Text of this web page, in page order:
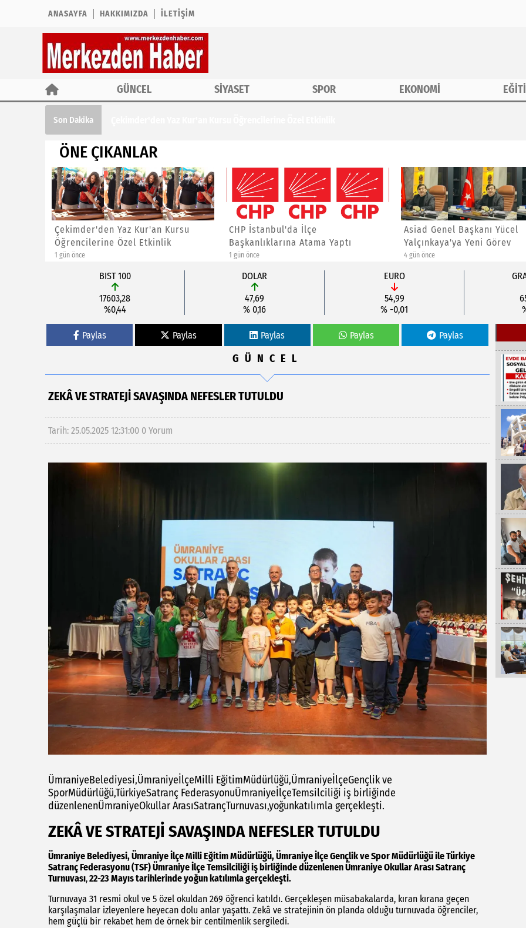
ANASAYFA HAKKIMIZDA İLETIŞIM
GÜNCEL SİYASET SPOR EKONOMİ
Son Dakika
ÖNE ÇIKANLAR
Çekimder'den Yaz Kur'an Kursu
Öğrencilerine Özel Etkinlik
1 gün önce
CHP İstanbul'da İlçe
Başkanlıklarına Atama Yaptı
1 gün önce
Asiad Genel Başkanı Yücel
Yalçınkaya'ya Yeni Görev
4 gün önce
BIST 100
17603,28
%0,44
DOLAR
47,69
% 0,16
EURO
54,99
% -0,01
Paylas Paylas Paylas Paylas Paylas
GÜNCEL
ZEKÂ VE STRATEJİ SAVAŞINDA NEFESLER TUTULDU
Tarih: 25.05.2025 12:31:00 0 Yorum
ÜmraniyeBelediyesi,ÜmraniyeİlçeMilli EğitimMüdürlüğü,ÜmraniyeİlçeGençlik ve
SporMüdürlüğü,TürkiyeSatranç FederasyonuÜmraniyeİlçeTemsilciliği iş birliğinde
düzenlenenÜmraniyeOkullar ArasıSatrançTurnuvası,yoğunkatılımla gerçekleşti.
ZEKÂ VE STRATEJİ SAVAŞINDA NEFESLER TUTULDU
Ümraniye Belediyesi, Ümraniye İlçe Milli Eğitim Müdürlüğü, Ümraniye İlçe Gençlik ve Spor Müdürlüğü ile Türkiye
Satranç Federasyonu (TSF) Ümraniye İlçe Temsilciliği iş birliğinde düzenlenen Ümraniye Okullar Arası Satranç
Turnuvası,22-23 Mayıs tarihlerinde yoğun katılımla gerçekleşti.
Turnuvaya 31 resmi okul ve 5 özel okuldan 269 öğrenci katıldı. Gerçekleşen müsabakalarda, kıran kırana geçen
karşılaşmalar izleyenlere heyecan dolu anlar yaşattı. Zekâ ve stratejinin ön planda olduğu turnuvada öğrenciler,
hem güçlü bir rekabet hem de örnek bir centilmenlik sergiledi.